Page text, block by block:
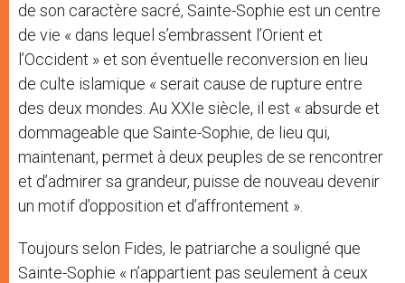
de son caractère sacré, Sainte-Sophie est un centre
de vie « dans lequel s’embrassent l’Orient et
l’Occident » et son éventuelle reconversion en lieu
de culte islamique « serait cause de rupture entre
des deux mondes. Au XXIe siècle, il est « absurde et
dommageable que Sainte-Sophie, de lieu qui,
maintenant, permet à deux peuples de se rencontrer
et d’admirer sa grandeur, puisse de nouveau devenir
un motif d’opposition et d’affrontement ».
Toujours selon Fides, le patriarche a souligné que
Sainte-Sophie « n’appartient pas seulement à ceux